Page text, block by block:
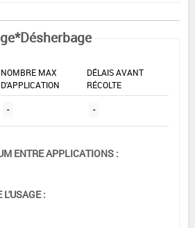
NOMBRE MAX
D'APPLICATION
DÉLAIS AVANT
RÉCOLTE
- -
ENTRE APPLICATIONS :
L'USAGE :